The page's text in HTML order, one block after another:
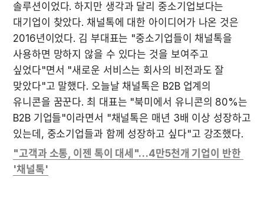
솔루션이었다. 하지만 생각과 달리 중소기업보다는
대기업이 찾았다. 채널톡에 대한 아이디어가 나온 것은
2016년이었다. 김 부대표는 "중소기업들이 채널톡을
사용하면 망하지 않을 수 있다는 것을 보여주고
싶었다"면서 "새로운 서비스는 회사의 비전과도 잘
맞았다"고 말했다. 오늘날 채널톡은 B2B 업계의
유니콘을 꿈꾼다. 최 대표는 "북미에서 유니콘의 80%는
B2B 기업들"이라면서 "채널톡은 매년 3배 이상 성장하고
있는데, 중소기업들과 함께 성장하고 싶다"고 강조했다.
"고객과 소통, 이젠 톡이 대세"…4만5천개 기업이 반한
'채널톡'